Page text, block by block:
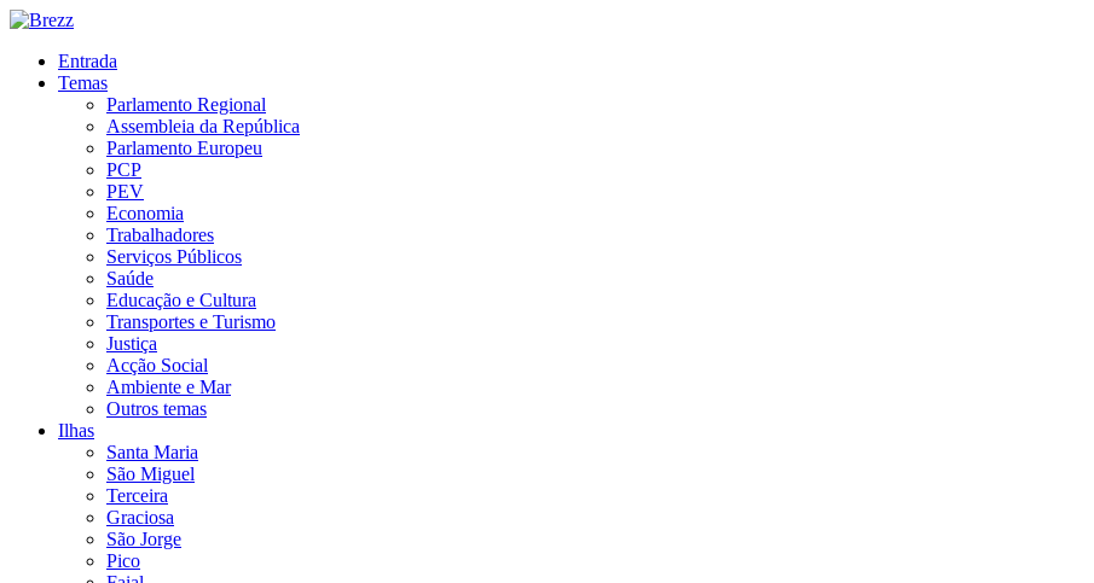
Entrada
Temas
Parlamento Regional
Assembleia da República
Parlamento Europeu
PCP
PEV
Economia
Trabalhadores
Serviços Públicos
Saúde
Educação e Cultura
Transportes e Turismo
Justiça
Acção Social
Ambiente e Mar
Outros temas
Ilhas
Santa Maria
São Miguel
Terceira
Graciosa
São Jorge
Pico